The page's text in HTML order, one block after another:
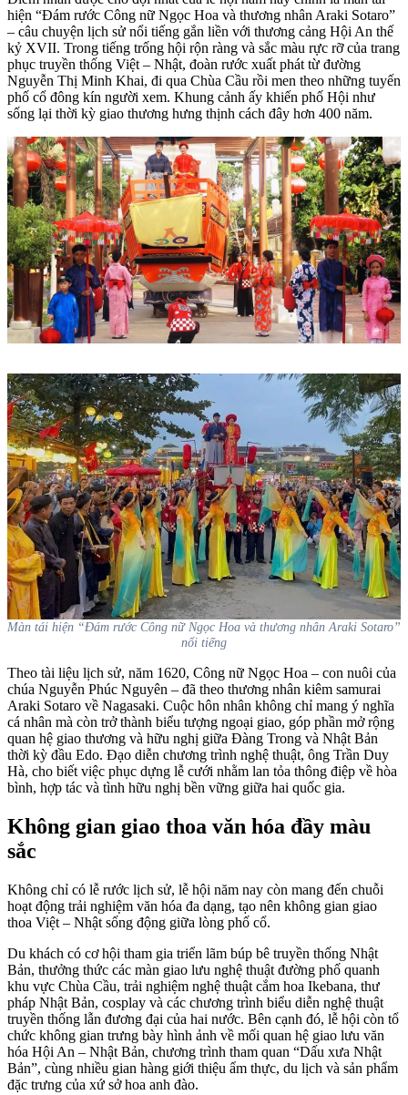
hiện “Đám rước Công nữ Ngọc Hoa và thương nhân Araki Sotaro”
– câu chuyện lịch sử nổi tiếng gắn liền với thương cảng Hội An thế
kỷ XVII. Trong tiếng trống hội rộn ràng và sắc màu rực rỡ của trang
phục truyền thống Việt – Nhật, đoàn rước xuất phát từ đường
Nguyễn Thị Minh Khai, đi qua Chùa Cầu rồi men theo những tuyến
phố cổ đông kín người xem. Khung cảnh ấy khiến phố Hội như
sống lại thời kỳ giao thương hưng thịnh cách đây hơn 400 năm.
Màn tái hiện “Đám rước Công nữ Ngọc Hoa và thương nhân Araki Sotaro”
nổi tiếng
Theo tài liệu lịch sử, năm 1620, Công nữ Ngọc Hoa – con nuôi của
chúa Nguyễn Phúc Nguyên – đã theo thương nhân kiêm samurai
Araki Sotaro về Nagasaki. Cuộc hôn nhân không chỉ mang ý nghĩa
cá nhân mà còn trở thành biểu tượng ngoại giao, góp phần mở rộng
quan hệ giao thương và hữu nghị giữa Đàng Trong và Nhật Bản
thời kỳ đầu Edo. Đạo diễn chương trình nghệ thuật, ông Trần Duy
Hà, cho biết việc phục dựng lễ cưới nhằm lan tỏa thông điệp về hòa
bình, hợp tác và tình hữu nghị bền vững giữa hai quốc gia.
Không gian giao thoa văn hóa đầy màu
sắc
Không chỉ có lễ rước lịch sử, lễ hội năm nay còn mang đến chuỗi
hoạt động trải nghiệm văn hóa đa dạng, tạo nên không gian giao
thoa Việt – Nhật sống động giữa lòng phố cổ.
Du khách có cơ hội tham gia triển lãm búp bê truyền thống Nhật
Bản, thưởng thức các màn giao lưu nghệ thuật đường phố quanh
khu vực Chùa Cầu, trải nghiệm nghệ thuật cắm hoa Ikebana, thư
pháp Nhật Bản, cosplay và các chương trình biểu diễn nghệ thuật
truyền thống lẫn đương đại của hai nước. Bên cạnh đó, lễ hội còn tổ
chức không gian trưng bày hình ảnh về mối quan hệ giao lưu văn
hóa Hội An – Nhật Bản, chương trình tham quan “Dấu xưa Nhật
Bản”, cùng nhiều gian hàng giới thiệu ẩm thực, du lịch và sản phẩm
đặc trưng của xứ sở hoa anh đào.